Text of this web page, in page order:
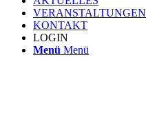
VERANSTALTUNGEN
KONTAKT
LOGIN
Menü Menü